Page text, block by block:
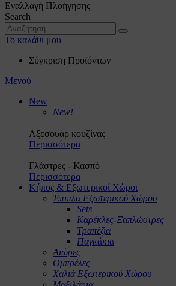
Εναλλαγή Πλοήγησης
Search
Το καλάθι μου
Σύγκριση Προϊόντων
Μενού
New
New!
Αξεσουάρ κουζίνας
Περισσότερα
Γλάστρες - Κασπό
Περισσότερα
Κήπος & Εξωτερικοί Χώροι
Έπιπλα Εξωτερικού Χώρου
Sets
Καρέκλες-Ξαπλώστρες
Τραπέζια
Παγκάκια
Αιώρες
Ομπρέλες
Χαλιά Εξωτερικού Χώρου